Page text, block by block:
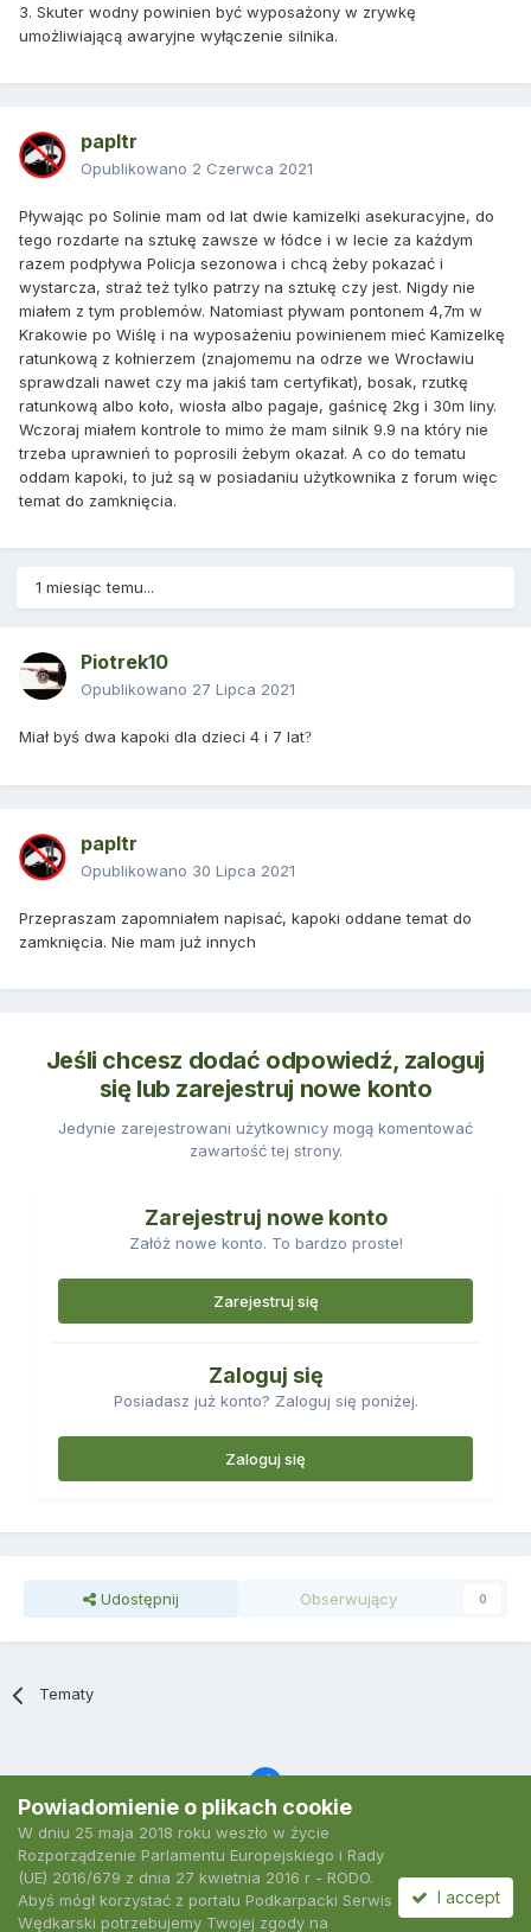
3. Skuter wodny powinien być wyposażony w zrywkę
umożliwiającą awaryjne wyłączenie silnika.
papltr
Opublikowano 2 Czerwca 2021
Pływając po Solinie mam od lat dwie kamizelki asekuracyjne, do
tego rozdarte na sztukę zawsze w łódce i w lecie za każdym
razem podpływa Policja sezonowa i chcą żeby pokazać i
wystarcza, straż też tylko patrzy na sztukę czy jest. Nigdy nie
miałem z tym problemów. Natomiast pływam pontonem 4,7m w
Krakowie po Wiślę i na wyposażeniu powinienem mieć Kamizelkę
ratunkową z kołnierzem (znajomemu na odrze we Wrocławiu
sprawdzali nawet czy ma jakiś tam certyfikat), bosak, rzutkę
ratunkową albo koło, wiosła albo pagaje, gaśnicę 2kg i 30m liny.
Wczoraj miałem kontrole to mimo że mam silnik 9.9 na który nie
trzeba uprawnień to poprosili żebym okazał. A co do tematu
oddam kapoki, to już są w posiadaniu użytkownika z forum więc
temat do zamknięcia.
1 miesiąc temu...
Piotrek10
Opublikowano 27 Lipca 2021
Miał byś dwa kapoki dla dzieci 4 i 7 lat?
papltr
Opublikowano 30 Lipca 2021
Przepraszam zapomniałem napisać, kapoki oddane temat do
zamknięcia. Nie mam już innych
Jeśli chcesz dodać odpowiedź, zaloguj
się lub zarejestruj nowe konto
Jedynie zarejestrowani użytkownicy mogą komentować
zawartość tej strony.
Zarejestruj nowe konto
Załóż nowe konto. To bardzo proste!
Zarejestruj się
Zaloguj się
Posiadasz już konto? Zaloguj się poniżej.
Zaloguj się
Udostępnij Obserwujący 0
Tematy
Język Polityka prywatności Kontakt
2007-2026 Podkarpacki Serwis Wędkarski
Powiadomienie o plikach cookie
W dniu 25 maja 2018 roku weszło w życie
Rozporządzenie Parlamentu Europejskiego i Rady
(UE) 2016/679 z dnia 27 kwietnia 2016 r - RODO.
Abyś mógł korzystać z portalu Podkarpacki Serwis
Wędkarski potrzebujemy Twojej zgody na
I accept